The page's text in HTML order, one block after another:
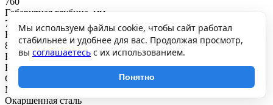
Габаритная глубина, мм
785
Вес, кг
89.28
ВНУТРЕННЕЕ НАПОЛНЕНИЕ
Вид полки
Сплошная
Материал балок
Окаршенная сталь
Мы используем файлы cookie, чтобы сайт работал
стабильнее и удобнее для вас. Продолжая просмотр,
вы соглашаетесь с их использованием.
Понятно